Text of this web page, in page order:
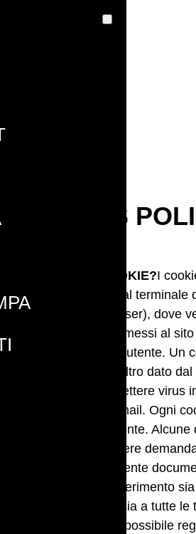
COOKIES
COSA SONO I COOKIE?I
testo inviati dal sito al terminale
(solitamente al browser), dove
per essere poi ritrasmessi al
visita del medesimo utente. Un
richiamare nessun altro dato
dell’utente né trasmettere virus
acquisire indirizzi email. Ogni
web browser dell’utente.
cookie possono essere
tecnologie. Nel presente
‘cookie’ si vuol far riferimento
propriamente detti, sia a tutte
Mediante i cookie è possibile